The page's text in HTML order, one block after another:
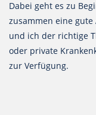
Dabei geht es zu
zusammen eine
und ich der richtige
oder private
zur Verfügung.